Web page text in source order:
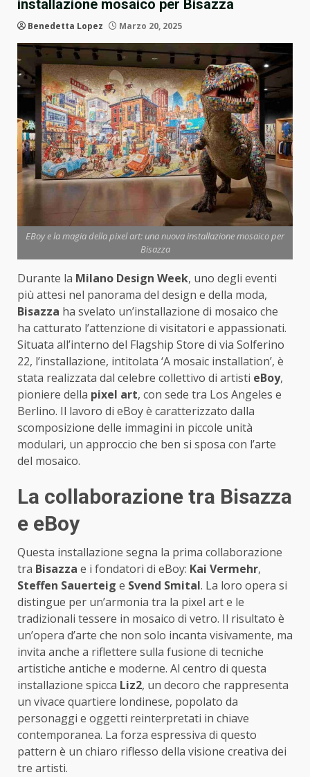
installazione mosaico per Bisazza
Benedetta Lopez Marzo 20, 2025
EBoy e la magia della pixel art: una nuova installazione mosaico per
Bisazza
Durante la Milano Design Week, uno degli eventi
più attesi nel panorama del design e della moda,
Bisazza ha svelato un’installazione di mosaico che
ha catturato l’attenzione di visitatori e appassionati.
Situata all’interno del Flagship Store di via Solferino
22, l’installazione, intitolata ‘A mosaic installation’, è
stata realizzata dal celebre collettivo di artisti eBoy,
pioniere della pixel art, con sede tra Los Angeles e
Berlino. Il lavoro di eBoy è caratterizzato dalla
scomposizione delle immagini in piccole unità
modulari, un approccio che ben si sposa con l’arte
del mosaico.
La collaborazione tra Bisazza
e eBoy
Questa installazione segna la prima collaborazione
tra Bisazza e i fondatori di eBoy: Kai Vermehr,
Steffen Sauerteig e Svend Smital. La loro opera si
distingue per un’armonia tra la pixel art e le
tradizionali tessere in mosaico di vetro. Il risultato è
un’opera d’arte che non solo incanta visivamente, ma
invita anche a riflettere sulla fusione di tecniche
artistiche antiche e moderne. Al centro di questa
installazione spicca Liz2, un decoro che rappresenta
un vivace quartiere londinese, popolato da
personaggi e oggetti reinterpretati in chiave
contemporanea. La forza espressiva di questo
pattern è un chiaro riflesso della visione creativa dei
tre artisti.